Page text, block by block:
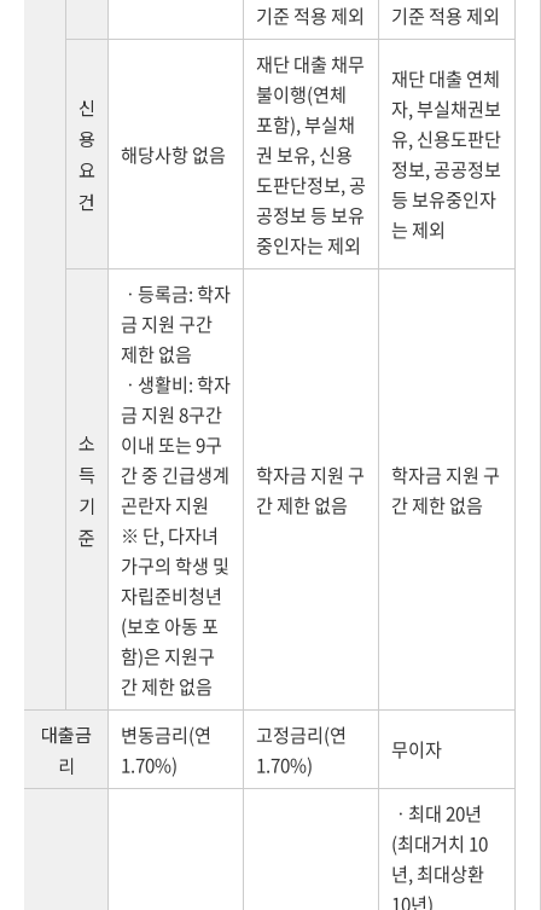
기준 적용 제외
기준 적용 제외
신
용
요
건
해당사항 없음
재단 대출 채무
불이행(연체
포함), 부실채
권 보유, 신용
도판단정보, 공
공정보 등 보유
중인자는 제외
재단 대출 연체
자, 부실채권보
유, 신용도판단
정보, 공공정보
등 보유중인자
는 제외
소
득
기
준
ㆍ등록금: 학자
금 지원 구간
제한 없음
ㆍ생활비: 학자
금 지원 8구간
이내 또는 9구
간 중 긴급생계
곤란자 지원
※ 단, 다자녀
가구의 학생 및
자립준비청년
(보호 아동 포
함)은 지원구
간 제한 없음
학자금 지원 구
간 제한 없음
학자금 지원 구
간 제한 없음
대출금
리
변동금리(연
1.70%)
고정금리(연
1.70%)
무이자
ㆍ최대 20년
(최대거치 10
년, 최대상환
10년)